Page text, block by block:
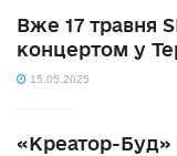
Вже 17 травня
концертом у
15.05.2025
«Креатор-Буд»